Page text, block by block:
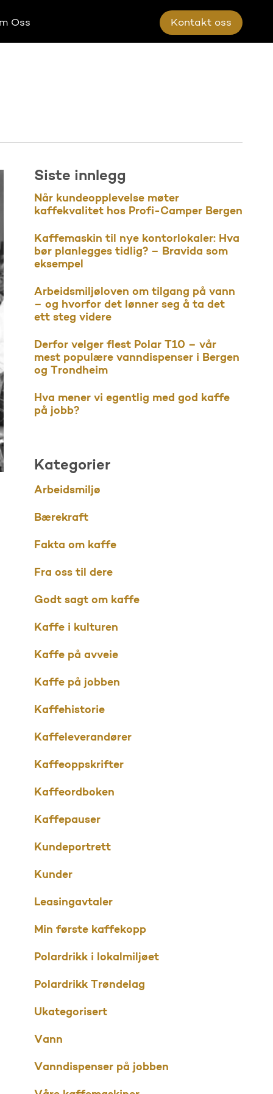
Oss Kontakt oss
Siste innlegg
Når kundeopplevelse møter
kaffekvalitet hos Profi-Camper Bergen
Kaffemaskin til nye kontorlokaler: Hva
bør planlegges tidlig? – Bravida som
eksempel
Arbeidsmiljøloven om tilgang på vann
– og hvorfor det lønner seg å ta det
ett steg videre
Derfor velger flest Polar T10 – vår
mest populære vanndispenser i Bergen
og Trondheim
Hva mener vi egentlig med god kaffe
på jobb?
Kategorier
Arbeidsmiljø
Bærekraft
Fakta om kaffe
Fra oss til dere
Godt sagt om kaffe
Kaffe i kulturen
Kaffe på avveie
Kaffe på jobben
Kaffehistorie
Kaffeleverandører
Kaffeoppskrifter
Kaffeordboken
Kaffepauser
Kundeportrett
Kunder
Leasingavtaler
Min første kaffekopp
Polardrikk i lokalmiljøet
Polardrikk Trøndelag
Ukategorisert
Vann
Vanndispenser på jobben